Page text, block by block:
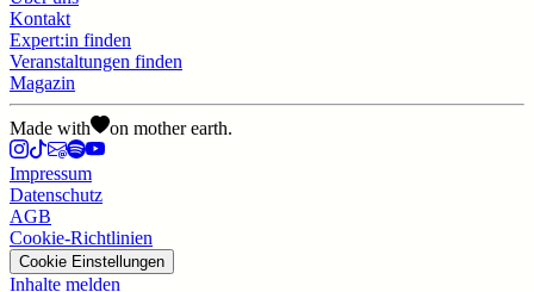
Kontakt
Expert:in finden
Veranstaltungen finden
Magazin
Made with on mother earth.
Impressum
Datenschutz
AGB
Cookie-Richtlinien
Cookie Einstellungen
Inhalte melden